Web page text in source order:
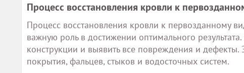
Процесс восстановления кровли к
Процесс восстановления кровли к первозданному
важную роль в достижении оптимального
конструкции и выявить все повреждения и дефекты.
покрытия, фальцев, стыков и водосточных систем.